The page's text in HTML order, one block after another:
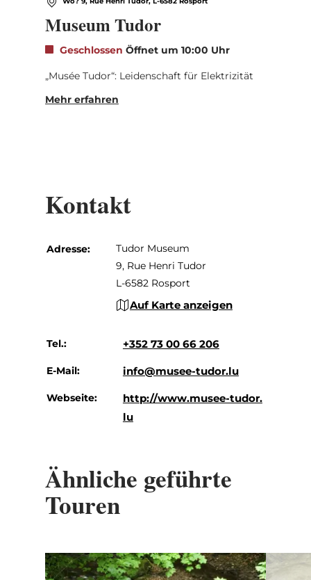
Museum Tudor
Geschlossen Öffnet um 10:00 Uhr
„Musée Tudor“: Leidenschaft für Elektrizität
Mehr erfahren
Kontakt
Adresse:
Tudor Museum
9, Rue Henri Tudor
L-6582 Rosport
Auf Karte anzeigen
Tel.: +352 73 00 66 206
E-Mail: info@musee-tudor.lu
Webseite:
http://www.musee-tudor.
lu
Ähnliche geführte
Touren